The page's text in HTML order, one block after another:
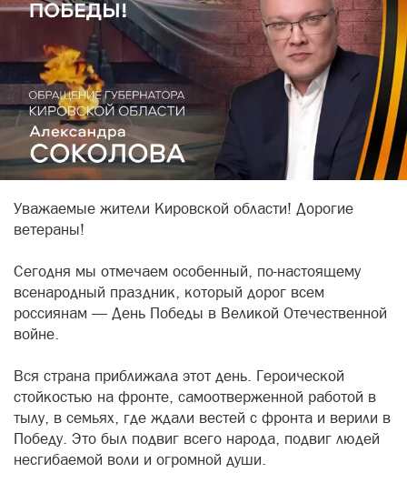
Уважаемые жители Кировской области! Дорогие
ветераны!
Сегодня мы отмечаем особенный, по-настоящему
всенародный праздник, который дорог всем
россиянам — День Победы в Великой Отечественной
войне.
Вся страна приближала этот день. Героической
стойкостью на фронте, самоотверженной работой в
тылу, в семьях, где ждали вестей с фронта и верили в
Победу. Это был подвиг всего народа, подвиг людей
несгибаемой воли и огромной души.